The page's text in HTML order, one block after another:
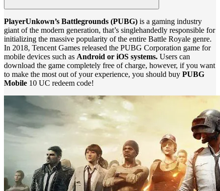
PlayerUnkown’s Battlegrounds (PUBG) is a gaming industry
giant of the modern generation, that’s singlehandedly responsible for
initializing the massive popularity of the entire Battle Royale genre.
In 2018, Tencent Games released the PUBG Corporation game for
mobile devices such as Android or iOS systems. Users can
download the game completely free of charge, however, if you want
to make the most out of your experience, you should buy PUBG
Mobile 10 UC redeem code!